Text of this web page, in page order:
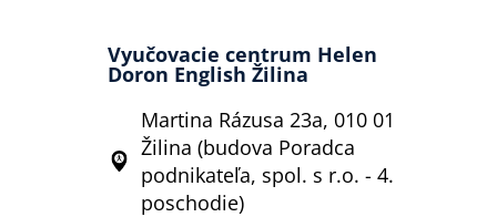
Vyučovacie centrum Helen
Doron English Žilina
Martina Rázusa 23a, 010 01
Žilina (budova Poradca
podnikateľa, spol. s r.o. - 4.
poschodie)